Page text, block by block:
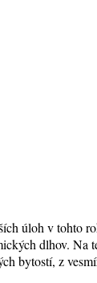
úloh v tohto
dlhov. Na
bytostí, z